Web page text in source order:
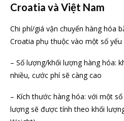
Croatia và Việt Nam
Chi phí/giá vận chuyển hàng hóa
Croatia phụ thuộc vào một số yếu
– Số lượng/khối lượng hàng hóa:
nhiều, cước phí sẽ càng cao
– Kích thước hàng hóa: với một
lượng sẽ được tính theo khối